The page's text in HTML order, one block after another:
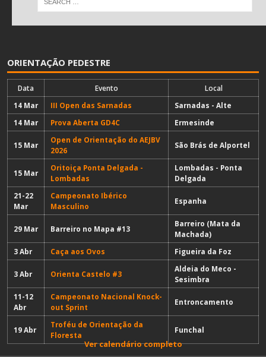
ORIENTAÇÃO PEDESTRE
Data Evento
Local
14 Mar
III Open das Sarnadas
Sarnadas - Alte
14 Mar
Prova Aberta GD4C Ermesinde
15 Mar
Open de Orientação do AEJBV
2026
São Brás de Alportel
15 Mar
Oritoiça Ponta Delgada -
Lombadas
Lombadas - Ponta
Delgada
21-22
Mar
Campeonato Ibérico
Masculino
Espanha
29 Mar Barreiro no Mapa #13
Barreiro (Mata da
Machada)
3 Abr
Caça aos Ovos Figueira da Foz
3 Abr Orienta Castelo #3
Aldeia do Meco -
Sesimbra
11-12
Abr
Campeonato Nacional Knock-
out Sprint
Entroncamento
19 Abr
Troféu de Orientação da
Floresta
Funchal
Ver calendário completo